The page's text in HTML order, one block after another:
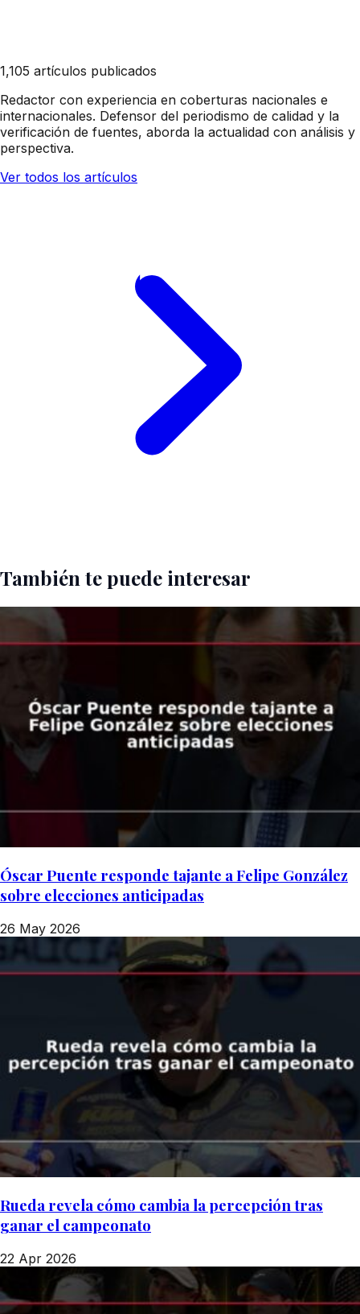
1,105 artículos publicados
Redactor con experiencia en coberturas nacionales e
internacionales. Defensor del periodismo de calidad y la
verificación de fuentes, aborda la actualidad con análisis y
perspectiva.
Ver todos los artículos
También te puede interesar
Óscar Puente responde tajante a Felipe González
sobre elecciones anticipadas
26 May 2026
Rueda revela cómo cambia la percepción tras
ganar el campeonato
22 Apr 2026